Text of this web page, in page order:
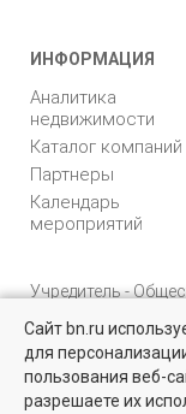
Квартиры на
Более 10 тысяч
собственников и
ИНФОРМАЦИЯ
Аналитика
недвижимости
Каталог компаний
Партнеры
Календарь
мероприятий
Учредитель -
ответственностью
"Управляющая
компания
недвижимости"
Сайт bn.ru
для
пользования веб-
разрешаете их